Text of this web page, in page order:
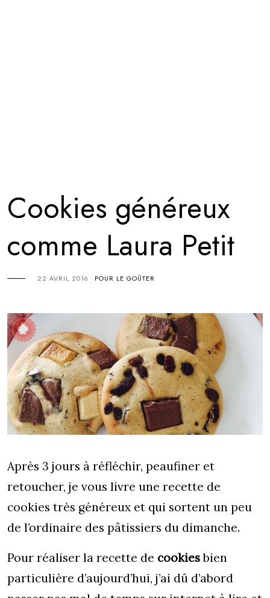
Cookies généreux
comme Laura Petit
22 AVRIL 2016 POUR LE GOÛTER
Après 3 jours à réfléchir, peaufiner et
retoucher, je vous livre une recette de
cookies très généreux et qui sortent un peu
de l’ordinaire des pâtissiers du dimanche.
Pour réaliser la recette de cookiesbien
particulière d’aujourd’hui, j’ai dû d’abord